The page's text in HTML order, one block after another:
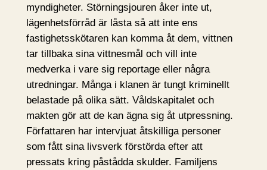
myndigheter. Störningsjouren åker inte ut,
lägenhetsförråd är låsta så att inte ens
fastighetsskötaren kan komma åt dem, vittnen
tar tillbaka sina vittnesmål och vill inte
medverka i vare sig reportage eller några
utredningar. Många i klanen är tungt kriminellt
belastade på olika sätt. Våldskapitalet och
makten gör att de kan ägna sig åt utpressning.
Författaren har intervjuat åtskilliga personer
som fått sina livsverk förstörda efter att
pressats kring påstådda skulder. Familjens